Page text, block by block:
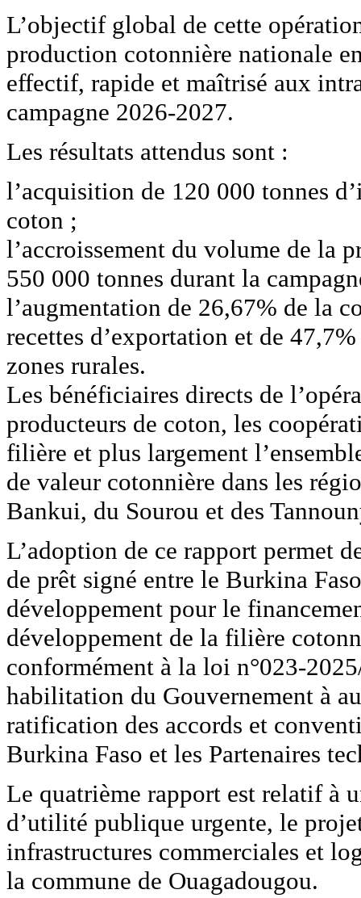
L’objectif global de cette
production cotonnière nationale
effectif, rapide et maîtrisé aux
campagne 2026-2027.
Les résultats attendus sont :
l’acquisition de 120 000 tonnes
coton ;
l’accroissement du volume de la
550 000 tonnes durant la
l’augmentation de 26,67% de la
recettes d’exportation et de
zones rurales.
Les bénéficiaires directs de
producteurs de coton, les
filière et plus largement
de valeur cotonnière dans les
Bankui, du Sourou et des
L’adoption de ce rapport permet
de prêt signé entre le Burkina
développement pour le
développement de la filière
conformément à la loi n°023-
habilitation du Gouvernement à
ratification des accords et
Burkina Faso et les Partenaires
Le quatrième rapport est relatif à
d’utilité publique urgente, le
infrastructures commerciales et
la commune de Ouagadougou.